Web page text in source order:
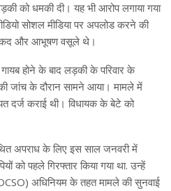
को धमकी दी। यह भी आरोप लगाया गया
सोशल मीडिया पर अपलोड करने की
और आभूषण वसूले थे।
होने के बाद लड़की के परिवार के
की जांच के दौरान सामने आया। मामले में
दर्ज कराई थी। विधायक के बेटे को
अपराध के लिए इस साल जनवरी में
को पहले गिरफ्तार किया गया था. उन्हें
अधिनियम के तहत मामले की सुनवाई